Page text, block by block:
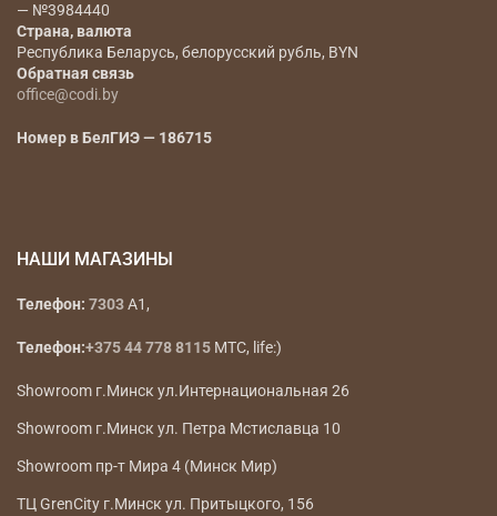
— №3984440
Страна, валюта
Республика Беларусь, белорусский рубль, BYN
Обратная связь
office@codi.by
Номер в БелГИЭ — 186715
НАШИ МАГАЗИНЫ
Телефон: 7303A1,
Телефон:+375 44 778 8115 МТС, life:)
Showroom г.Минск ул.Интернациональная 26
Showroom г.Минск ул. Петра Мстиславца 10
Showroom пр-т Мира 4 (Минск Мир)
ТЦ GrenCity г.Минск ул. Притыцкого, 156